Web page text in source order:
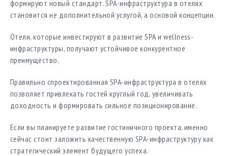
формируют новый стандарт. SPA-инфраструктура в отелях
становится не дополнительной услугой, а основой концепции.
Отели, которые инвестируют в развитие SPA и wellness-
инфраструктуры, получают устойчивое конкурентное
преимущество.
Правильно спроектированная SPA-инфраструктура в отелях
позволяет привлекать гостей круглый год, увеличивать
доходность и формировать сильное позиционирование.
Если вы планируете развитие гостиничного проекта, именно
сейчас стоит заложить качественную SPA-инфраструктуру как
стратегический элемент будущего успеха.